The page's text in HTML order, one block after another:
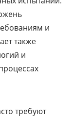
и
также
и
требуют